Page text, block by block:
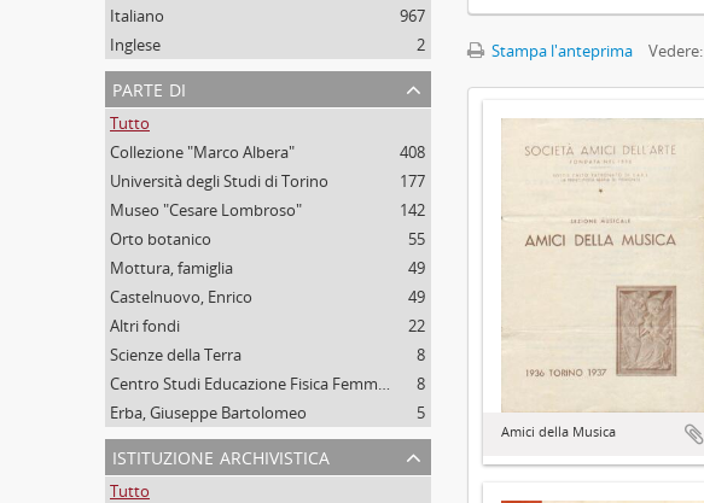
Italiano
967
Inglese
2
parte di
Tutto
Collezione "Marco Albera"
408
Università degli Studi di Torino
177
Museo "Cesare Lombroso"
142
Orto botanico
55
Mottura, famiglia
49
Castelnuovo, Enrico
49
Altri fondi
22
Scienze della Terra
8
Centro Studi Educazione Fisica Femminile - CSEFF
8
Erba, Giuseppe Bartolomeo
5
istituzione archivistica
Tutto
Stampa l'anteprima Vedere:
Amici della Musica